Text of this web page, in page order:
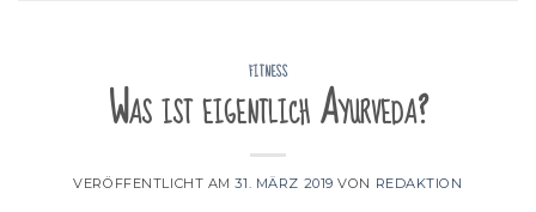
FITNESS
Was ist eigentlich Ayurveda?
VERÖFFENTLICHT AM31. MÄRZ 2019 VON REDAKTION